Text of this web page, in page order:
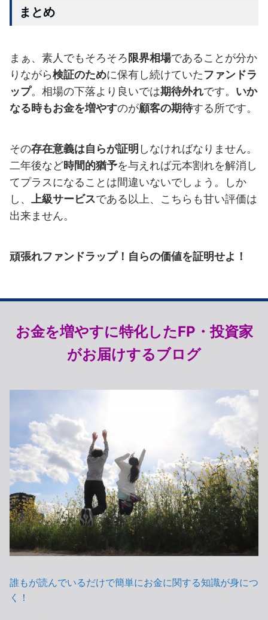
まとめ
まぁ、素人でもそろそろ 限界相場であることが分か
りながら検証のために保有し続けていたファンドラ
ップ。相場の下落より良いでは期待外れです。 いか
なる時もお金を増やすのが顧客の期待する所です。
その存在意義は自らが証明 しなければなりません。
二年後など時間的猶予を与えれば元本割れを解消し
てプラスになることは間違いないでしょう。しか
し、
上級サービスである以上、こちらも甘い評価は
出来ません。
頑張れファンドラップ！自らの価値を証明せよ！
お金を増やすに特化したFP・投資家
がお届けするブログ
誰もが読んでいるだけで簡単にお金に関する知識が身につ
く！